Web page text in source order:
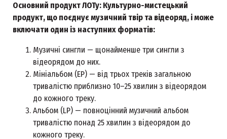
Основний продукт ЛОТу: Культурно-мистецький
продукт, що поєднує музичний твір та відеоряд, і може
включати один із наступних форматів:
Музичні сингли — щонайменше три сингли з
відеорядом до них.
Мініальбом (EP) — від трьох треків загальною
тривалістю приблизно 10–25 хвилин з відеорядом
до кожного треку.
Альбом (LP) — повноцінний музичний альбом
тривалістю понад 25 хвилин з відеорядом до
кожного треку.